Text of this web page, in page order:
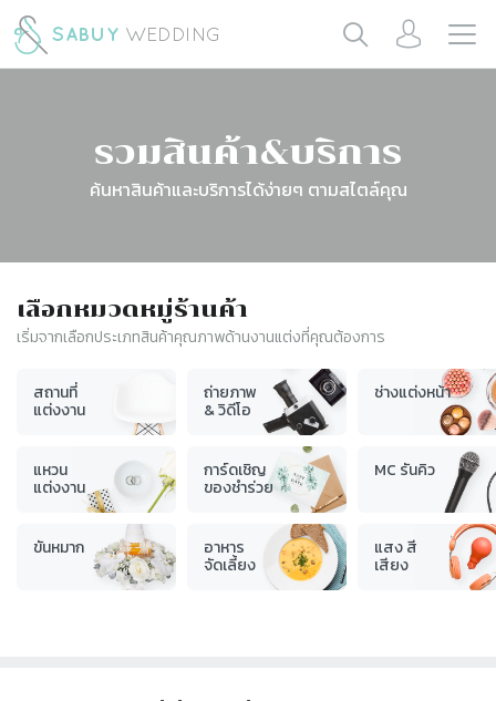
รวมสินค้า&บริการ
ค้นหาสินค้าและบริการได้ง่ายๆ ตามสไตล์คุณ
เลือกหมวดหมู่ร้านค้า
เริ่มจากเลือกประเภทสินค้าคุณภาพด้านงานแต่งที่คุณต้องการ
สถานที่
แต่งงาน
ถ่ายภาพ
& วิดีโอ
ช่างแต่งหน้า
แหวน
แต่งงาน
การ์ดเชิญ
ของชำร่วย
MC รันคิว
ขันหมาก อาหาร
จัดเลี้ยง
แสง สี
เสียง